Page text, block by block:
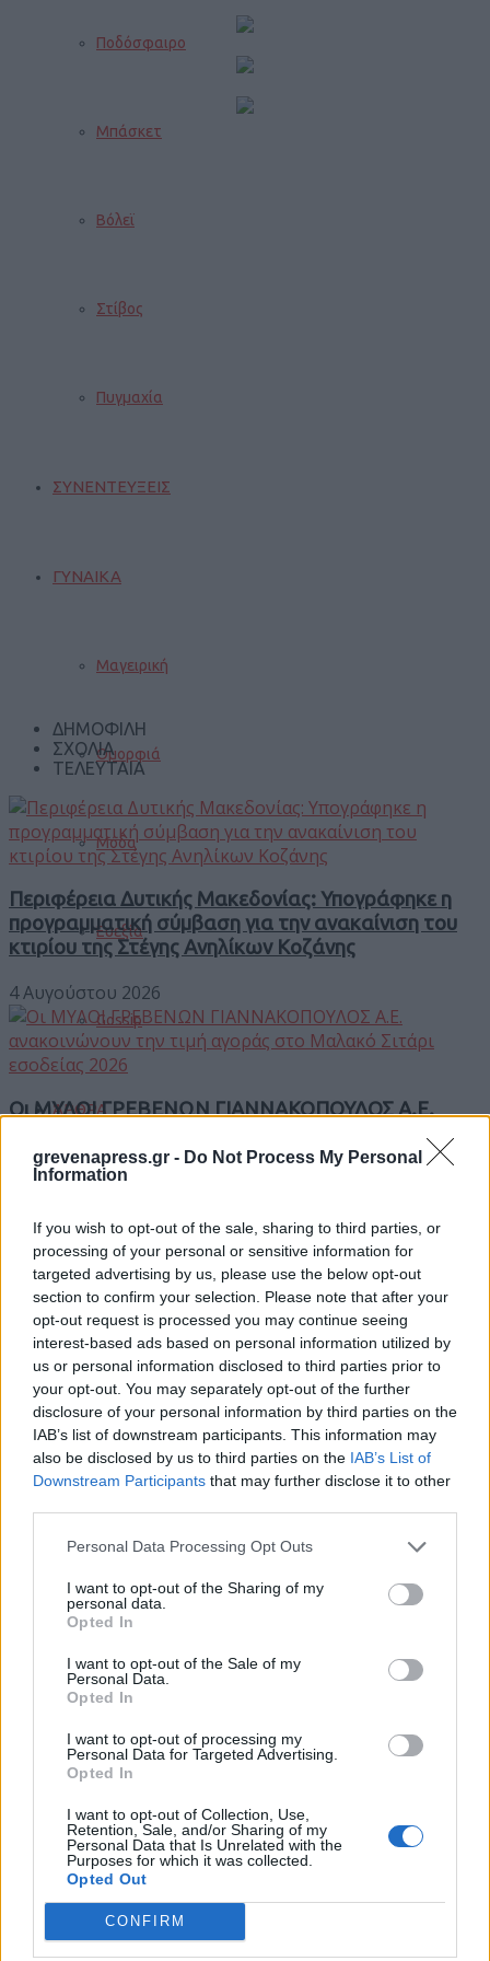
grevenapress.gr - Do Not Process My Personal
Information
If you wish to opt-out of the sale, sharing to third parties, or
processing of your personal or sensitive information for
targeted advertising by us, please use the below opt-out
section to confirm your selection. Please note that after your
opt-out request is processed you may continue seeing
interest-based ads based on personal information utilized by
us or personal information disclosed to third parties prior to
your opt-out. You may separately opt-out of the further
disclosure of your personal information by third parties on the
IAB’s list of downstream participants. This information may
also be disclosed by us to third parties on the IAB’s List of
Downstream Participants that may further disclose it to other
Personal Data Processing Opt Outs
I want to opt-out of the Sharing of my
personal data.
Opted In
I want to opt-out of the Sale of my
Personal Data.
Opted In
I want to opt-out of processing my
Personal Data for Targeted Advertising.
Opted In
I want to opt-out of Collection, Use,
Retention, Sale, and/or Sharing of my
Personal Data that Is Unrelated with the
Purposes for which it was collected.
Opted Out
CONFIRM
Ποδόσφαιρο
Μπάσκετ
Βόλεϊ
Στίβος
Πυγμαχία
ΣΥΝΕΝΤΕΥΞΕΙΣ
ΓΥΝΑΙΚΑ
Μαγειρική
Ομορφιά
Μόδα
Ευεξία
Gossip
ΆΡΘΡΑ
Τουρισμός
Γάμοι
Δρομολόγια
Εορτολόγιο
Κηδείες
Καιρός
Φαρμακεία
ΔΗΜΟΦΙΛΗ
ΣΧΟΛΙΑ
ΤΕΛΕΥΤΑΙΑ
Περιφέρεια Δυτικής Μακεδονίας: Υπογράφηκε η
προγραμματική σύμβαση για την ανακαίνιση του
κτιρίου της Στέγης Ανηλίκων Κοζάνης
4 Αυγούστου 2026
Οι ΜΥΛΟΙ ΓΡΕΒΕΝΩΝ ΓΙΑΝΝΑΚΟΠΟΥΛΟΣ Α.Ε.
ανακοινώνουν την τιμή αγοράς στο Μαλακό Σιτάρι
εσοδείας 2026
Περιφέρεια Δυτικής Μακεδονίας: Εντάχθηκε το
έργο της αποκατάστασης των υποδομών
άρδευσης και ύδρευσης στην Πεντάβρυσο
Καστοριάς
5 Αυγούστου 2026
Ολοκληρώνεται η ασφαλτόστρωση της οδού
6 Αυγούστου 2026
Χορών με δωρεάν συμμετοχή
ΈΩΣ 20-10-2022
Αγιασμός στο Εσπερινό ΕΠΑ.Λ Γρεβενών